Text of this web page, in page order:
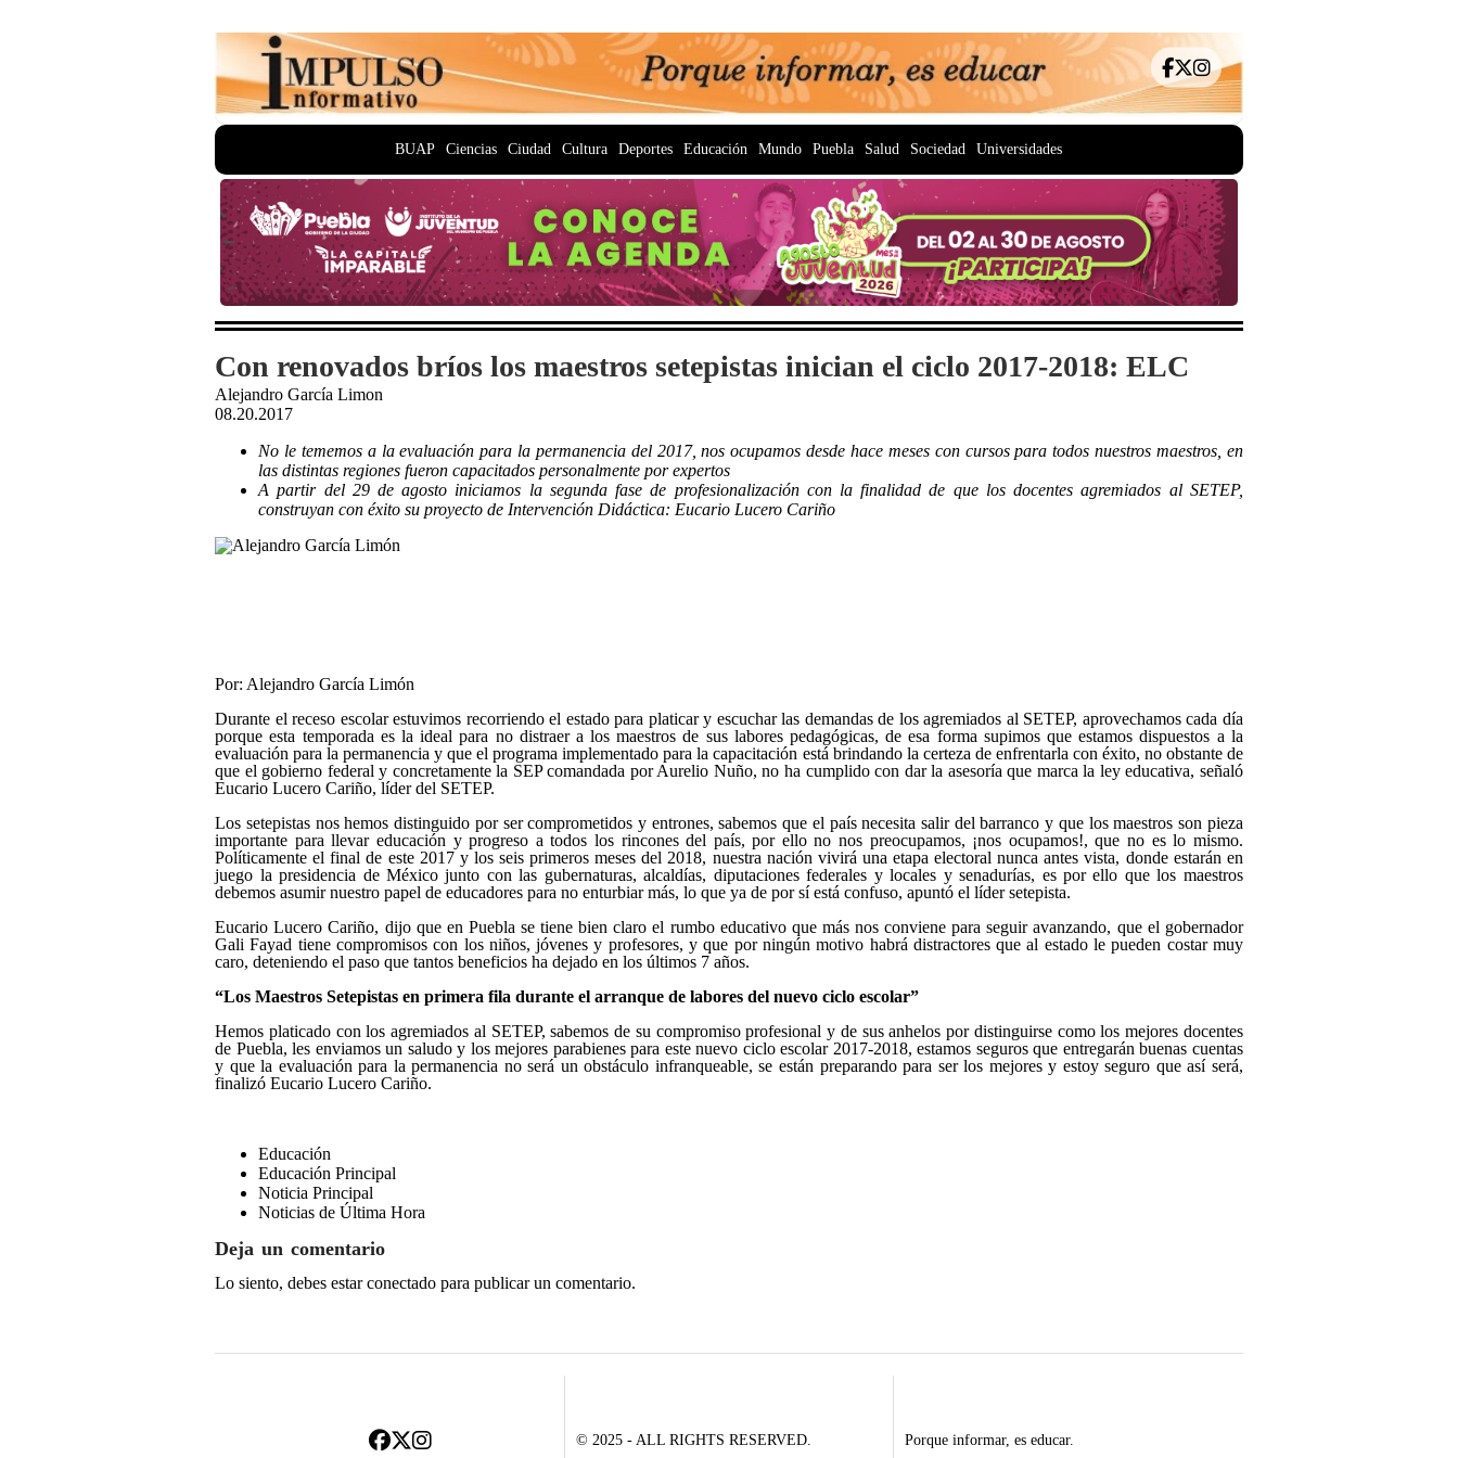
BUAP Ciencias Ciudad Cultura Deportes Educación Mundo Puebla Salud Sociedad Universidades
Con renovados bríos los maestros setepistas inician el ciclo 2017-2018: ELC
Alejandro García Limon
08.20.2017
No le tememos a la evaluación para la permanencia del 2017, nos ocupamos desde hace meses con cursos para todos nuestros maestros, en
las distintas regiones fueron capacitados personalmente por expertos
A partir del 29 de agosto iniciamos la segunda fase de profesionalización con la finalidad de que los docentes agremiados al SETEP,
construyan con éxito su proyecto de Intervención Didáctica: Eucario Lucero Cariño
Por: Alejandro García Limón
Durante el receso escolar estuvimos recorriendo el estado para platicar y escuchar las demandas de los agremiados al SETEP, aprovechamos cada día
porque esta temporada es la ideal para no distraer a los maestros de sus labores pedagógicas, de esa forma supimos que estamos dispuestos a la
evaluación para la permanencia y que el programa implementado para la capacitación está brindando la certeza de enfrentarla con éxito, no obstante de
que el gobierno federal y concretamente la SEP comandada por Aurelio Nuño, no ha cumplido con dar la asesoría que marca la ley educativa, señaló
Eucario Lucero Cariño, líder del SETEP.
Los setepistas nos hemos distinguido por ser comprometidos y entrones, sabemos que el país necesita salir del barranco y que los maestros son pieza
importante para llevar educación y progreso a todos los rincones del país, por ello no nos preocupamos, ¡nos ocupamos!, que no es lo mismo.
Políticamente el final de este 2017 y los seis primeros meses del 2018, nuestra nación vivirá una etapa electoral nunca antes vista, donde estarán en
juego la presidencia de México junto con las gubernaturas, alcaldías, diputaciones federales y locales y senadurías, es por ello que los maestros
debemos asumir nuestro papel de educadores para no enturbiar más, lo que ya de por sí está confuso, apuntó el líder setepista.
Eucario Lucero Cariño, dijo que en Puebla se tiene bien claro el rumbo educativo que más nos conviene para seguir avanzando, que el gobernador
Gali Fayad tiene compromisos con los niños, jóvenes y profesores, y que por ningún motivo habrá distractores que al estado le pueden costar muy
caro, deteniendo el paso que tantos beneficios ha dejado en los últimos 7 años.
“Los Maestros Setepistas en primera fila durante el arranque de labores del nuevo ciclo escolar”
Hemos platicado con los agremiados al SETEP, sabemos de su compromiso profesional y de sus anhelos por distinguirse como los mejores docentes
de Puebla, les enviamos un saludo y los mejores parabienes para este nuevo ciclo escolar 2017-2018, estamos seguros que entregarán buenas cuentas
y que la evaluación para la permanencia no será un obstáculo infranqueable, se están preparando para ser los mejores y estoy seguro que así será,
finalizó Eucario Lucero Cariño.
Educación
Educación Principal
Noticia Principal
Noticias de Última Hora
Deja un comentario
Lo siento, debes estarconectado para publicar un comentario.
© 2025 - ALL RIGHTS RESERVED. Porque informar, es educar.